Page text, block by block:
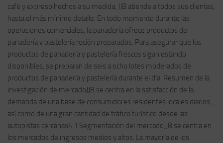
café y expreso hechos a su medida, JJB atiende a todos sus clientes,
hasta el más mínimo detalle. En todo momento durante las
operaciones comerciales, la panadería ofrece productos de
panadería y pastelería recién preparados. Para asegurar que los
productos de panadería y pastelería frescos sigan estando
disponibles, se preparan de seis a ocho lotes moderados de
productos de panadería y pastelería durante el día. Resumen de la
investigación de mercadoJJB se centra en la satisfacción de la
demanda de una base de consumidores residentes locales diarios,
así como de una gran cantidad de tráfico turístico desde las
autopistas cercanas4.1 Segmentación del mercadoJJB se centra en
los mercados de ingresos medios y altos. La mayoría de los